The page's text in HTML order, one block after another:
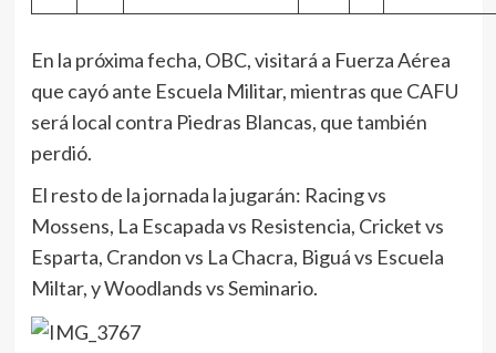
En la próxima fecha, OBC, visitará a Fuerza Aérea
que cayó ante Escuela Militar, mientras que CAFU
será local contra Piedras Blancas, que también
perdió.
El resto de la jornada la jugarán: Racing vs
Mossens, La Escapada vs Resistencia, Cricket vs
Esparta, Crandon vs La Chacra, Biguá vs Escuela
Miltar, y Woodlands vs Seminario.